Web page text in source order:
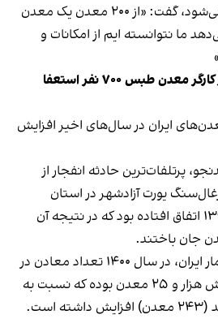
زیست محیطی محقق نمی‌شود، گفت: «از ۲۰۰ معدن یک معدن
ما نتوانسته ایم از امکانات و
از دو هزار کارگر معدن طبس ۷۰۰ نفر استعفا
ایران در سال‌های اخیرافزایش
پرتلفات‌ترین حادثه انفجار از
یورت آزادشهر در استان
گلستان در اردیبهشت ۱۳۹۶ اتفاق افتاده بود که در نتیجه آن
بر اساس اطلاعات مرکز آمار ایران، در سال ۱۴۰۰ تعداد معادن در
حال بهره‌برداری کشور شش هزار و ۲۵ معدن بوده که نسبت به